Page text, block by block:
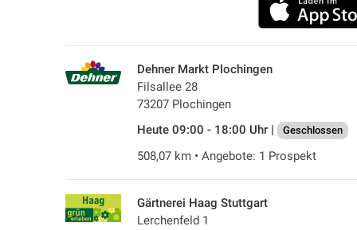
Dehner Markt Plochingen
Filsallee 28
73207 Plochingen
Heute 09:00 - 18:00 Uhr |
Geschlossen
508,07 km • Angebote: 1 Prospekt
Gärtnerei Haag Stuttgart
Lerchenfeld 1